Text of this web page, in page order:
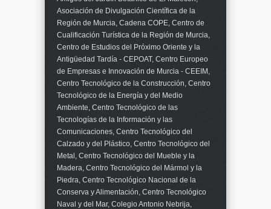
Asociación de Divulgación Científica de la
Región de Murcia, Cadena COPE, Centro de
Cualificación Turística de la Región de Murcia,
Centro de Estudios del Próximo Oriente y la
Antigüedad Tardía - CEPOAT, Centro Europeo
de Empresas e Innovación de Murcia - CEEIM,
Centro Tecnológico de la Construcción, Centro
Tecnológico de la Energía y del Medio
Ambiente, Centro Tecnológico de las
Tecnologías de la Información y las
Comunicaciones, Centro Tecnológico del
Calzado y del Plástico, Centro Tecnológico del
Metal, Centro Tecnológico del Mueble y la
Madera, Centro Tecnológico del Mármol y la
Piedra, Centro Tecnológico Nacional de la
Conserva y Alimentación, Centro Tecnológico
Naval y del Mar, Colegio Antonio Nebrija,